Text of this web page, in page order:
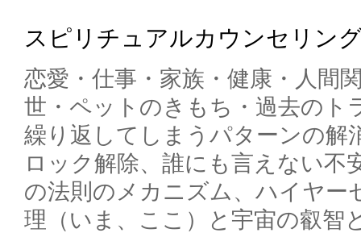
スピリチュアルカウンセリン
恋愛・仕事・家族・健康・人間
世・ペットのきもち・過去のト
繰り返してしまうパターンの解
ロック解除、誰にも言えない不
の法則のメカニズム、ハイヤー
理（いま、ここ）と宇宙の叡智